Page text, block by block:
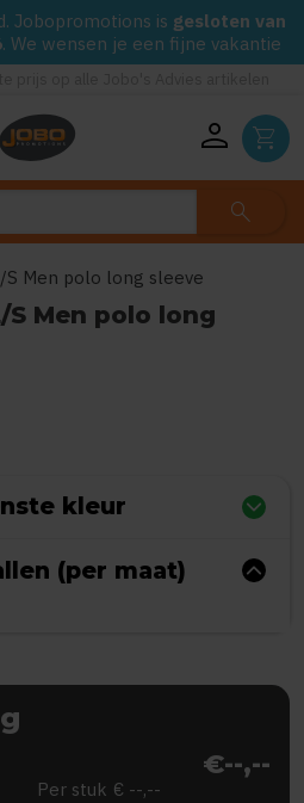
Jobopromotions is gesloten van
. We wensen je een fijne vakantie
person shopping_cart
search
S Men polo long sleeve
Men polo long
kleur
(per maat)
€--,--
Per stuk € --,--